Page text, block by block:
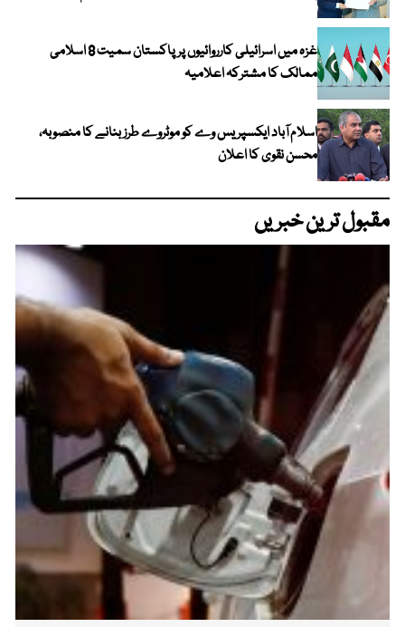
غزہ میں اسرائیلی کارروائیوں پر پاکستان سمیت 8 اسلامی
ممالک کا مشترکہ اعلامیہ
اسلام آباد ایکسپریس وے کو موٹروے طرز بنانے کا منصوبہ،
محسن نقوی کا اعلان
مقبول ترین خبریں